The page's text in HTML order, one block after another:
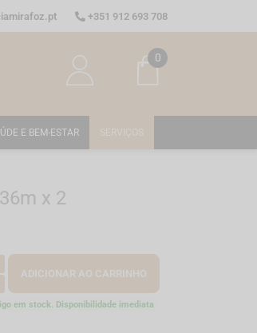
+351 912 693 708
0
E BEM-ESTAR SERVIÇOS
x 2
ADICIONAR AO CARRINHO
em stock. Disponibilidade imediata